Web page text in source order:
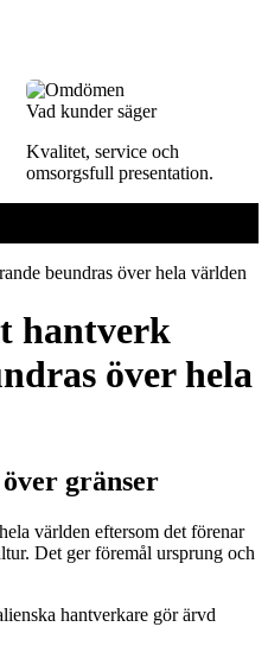
Vad kunder säger
Kvalitet, service och
omsorgsfull presentation.
hantverk
över hela
gränser
världen eftersom det förenar
Det ger föremål ursprung och
hantverkare gör ärvd